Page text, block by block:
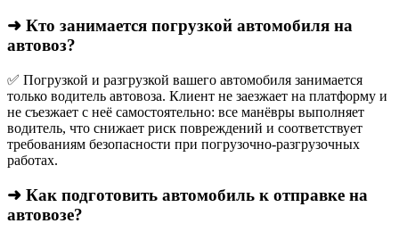
➜ Кто занимается погрузкой автомобиля на
автовоз?
✅ Погрузкой и разгрузкой вашего автомобиля занимается
только водитель автовоза. Клиент не заезжает на платформу и
не съезжает с неё самостоятельно: все манёвры выполняет
водитель, что снижает риск повреждений и соответствует
требованиям безопасности при погрузочно-разгрузочных
работах.
➜ Как подготовить автомобиль к отправке на
автовозе?